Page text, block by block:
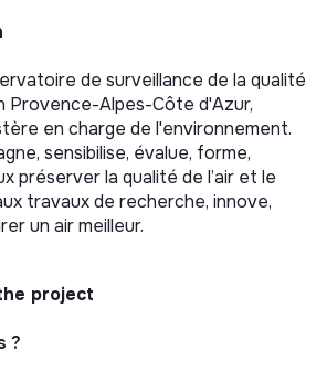
de surveillance de la qualité
Provence-Alpes-Côte d'Azur,
en charge de l'environnement.
sensibilise, évalue, forme,
préserver la qualité de l’air et le
travaux de recherche, innove,
un air meilleur.
project
?